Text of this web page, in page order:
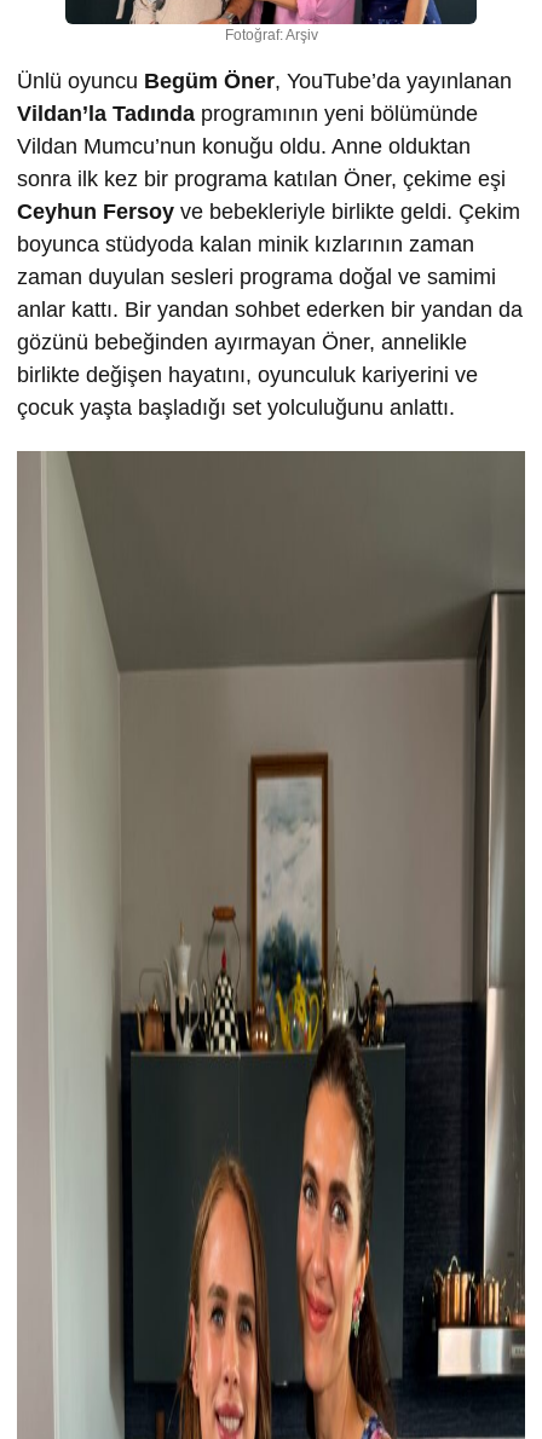
Fotoğraf: Arşiv
Ünlü oyuncu Begüm Öner, YouTube’da yayınlanan
Vildan’la Tadında programının yeni bölümünde
Vildan Mumcu’nun konuğu oldu. Anne olduktan
sonra ilk kez bir programa katılan Öner, çekime eşi
Ceyhun Fersoy ve bebekleriyle birlikte geldi. Çekim
boyunca stüdyoda kalan minik kızlarının zaman
zaman duyulan sesleri programa doğal ve samimi
anlar kattı. Bir yandan sohbet ederken bir yandan da
gözünü bebeğinden ayırmayan Öner, annelikle
birlikte değişen hayatını, oyunculuk kariyerini ve
çocuk yaşta başladığı set yolculuğunu anlattı.